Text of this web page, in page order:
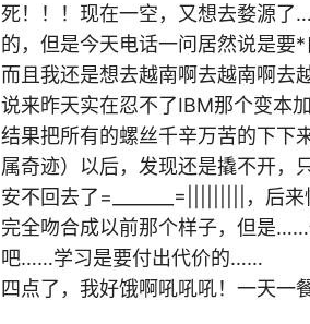
死！！！现在一空，又想去婺源
的，但是今天电话一问居然说是
而且我还是想去越南啊去越南啊去
说来昨天实在忍不了IBM那个变本
结果把所有的螺丝千辛万苦的下
属奇迹）以后，发现还是撬不开
安不回去了=_______=|||||||||，后
完全吻合成以前那个样子，但是
吧……学习是要付出代价的……
四点了，我好饿啊吼吼吼！一天